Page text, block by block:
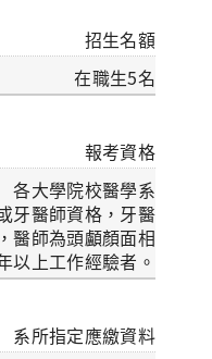
招生名額
在職生5名
報考資格
各大學院校醫學系
牙醫師資格，牙醫
醫師為頭顱顏面相
以上工作經驗者。
系所指定應繳資料